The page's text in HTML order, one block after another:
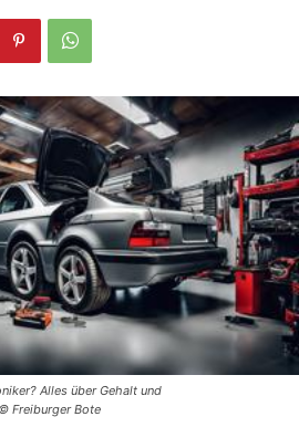
Alles über Gehalt und
Freiburger Bote